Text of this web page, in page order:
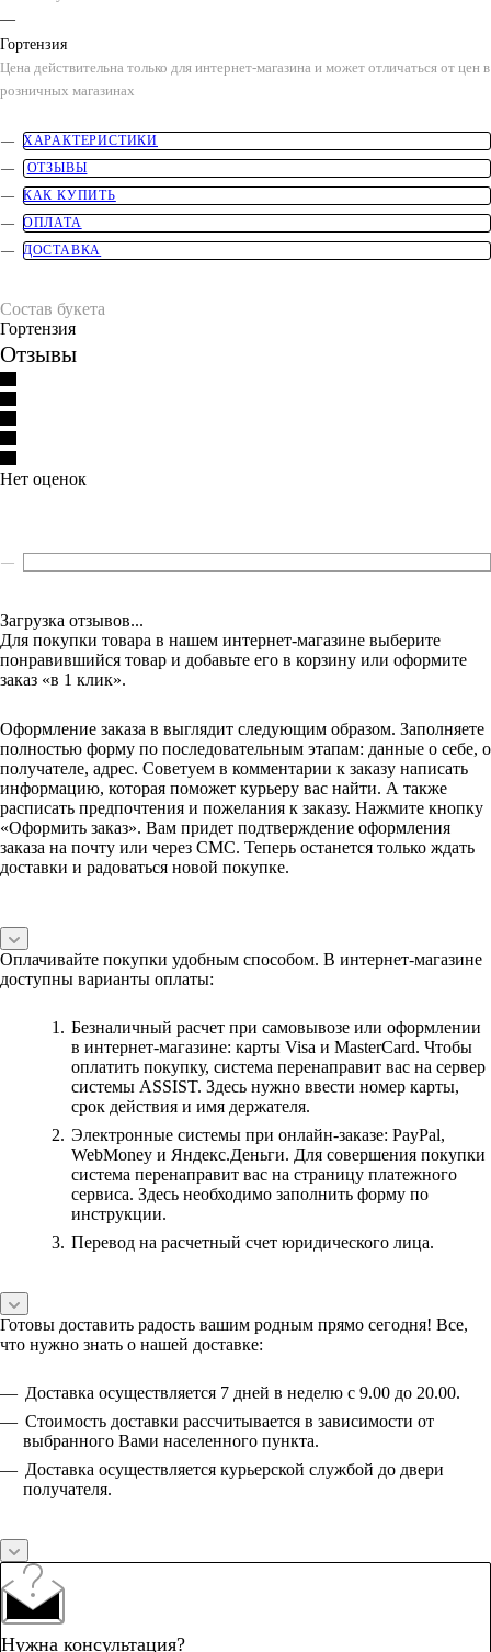
—
Гортензия
Цена действительна только для интернет-магазина и может отличаться от цен в
розничных магазинах
ХАРАКТЕРИСТИКИ
ОТЗЫВЫ
КАК КУПИТЬ
ОПЛАТА
ДОСТАВКА
Состав букета
Гортензия
Отзывы
Нет оценок
Загрузка отзывов...
Для покупки товара в нашем интернет-магазине выберите
понравившийся товар и добавьте его в корзину или оформите
заказ «в 1 клик».
Оформление заказа в выглядит следующим образом. Заполняете
полностью форму по последовательным этапам: данные о себе, о
получателе, адрес. Советуем в комментарии к заказу написать
информацию, которая поможет курьеру вас найти. А также
расписать предпочтения и пожелания к заказу. Нажмите кнопку
«Оформить заказ». Вам придет подтверждение оформления
заказа на почту или через СМС. Теперь останется только ждать
доставки и радоваться новой покупке.
Оплачивайте покупки удобным способом. В интернет-магазине
доступны варианты оплаты:
Безналичный расчет при самовывозе или оформлении
в интернет-магазине: карты Visa и MasterCard. Чтобы
оплатить покупку, система перенаправит вас на сервер
системы ASSIST. Здесь нужно ввести номер карты,
срок действия и имя держателя.
Электронные системы при онлайн-заказе: PayPal,
WebMoney и Яндекс.Деньги. Для совершения покупки
система перенаправит вас на страницу платежного
сервиса. Здесь необходимо заполнить форму по
инструкции.
Перевод на расчетный счет юридического лица.
Готовы доставить радость вашим родным прямо сегодня! Все,
что нужно знать о нашей доставке:
Доставка осуществляется 7 дней в неделю с 9.00 до 20.00.
Стоимость доставки рассчитывается в зависимости от
выбранного Вами населенного пункта.
Доставка осуществляется курьерской службой до двери
получателя.
Нужна консультация?